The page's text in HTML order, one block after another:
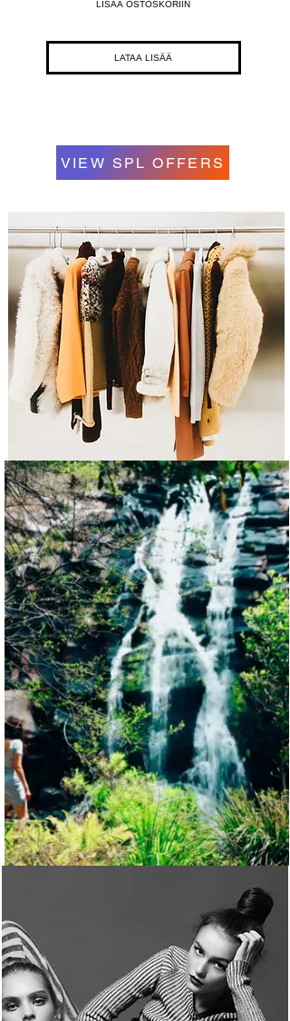
LISÄÄ OSTOSKORIIN
LATAA LISÄÄ
VIEW SPL OFFERS